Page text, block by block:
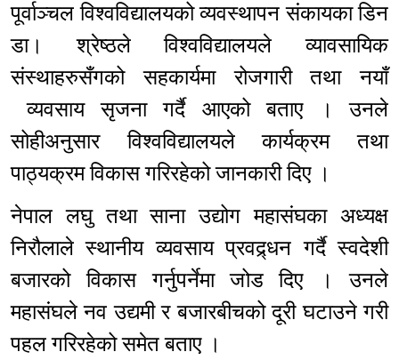
पूर्वाञ्चल विश्वविद्यालयको व्यवस्थापन संकायका डिन
डा। श्रेष्ठले विश्वविद्यालयले व्यावसायिक
संस्थाहरुसँगको सहकार्यमा रोजगारी तथा नयाँ
व्यवसाय सृजना गर्दै आएको बताए । उनले
सोहीअनुसार विश्वविद्यालयले कार्यक्रम तथा
पाठ्यक्रम विकास गरिरहेको जानकारी दिए ।
नेपाल लघु तथा साना उद्योग महासंघका अध्यक्ष
निरौलाले स्थानीय व्यवसाय प्रवद्र्धन गर्दै स्वदेशी
बजारको विकास गर्नुपर्नेमा जोड दिए । उनले
महासंघले नव उद्यमी र बजारबीचको दूरी घटाउने गरी
पहल गरिरहेको समेत बताए ।